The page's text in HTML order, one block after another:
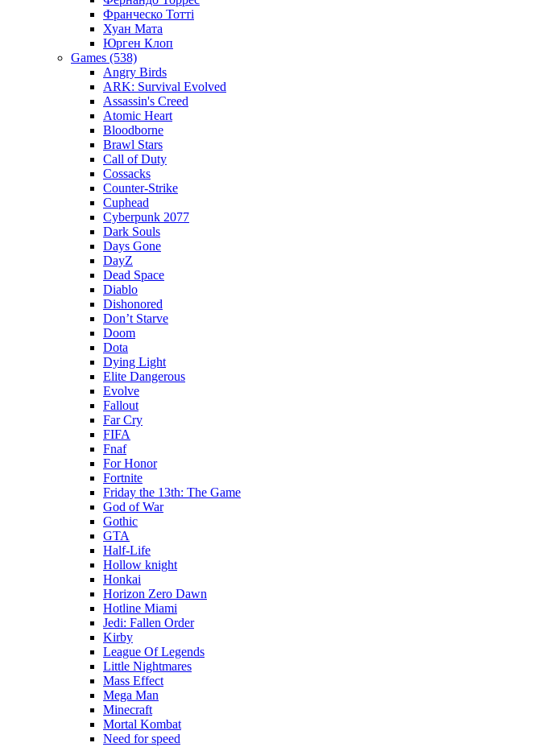
Франческо Тотті
Хуан Мата
Юрген Клоп
Games (538)
Angry Birds
ARK: Survival Evolved
Assassin's Creed
Atomic Heart
Bloodborne
Brawl Stars
Call of Duty
Cossacks
Counter-Strike
Cuphead
Cyberpunk 2077
Dark Souls
Days Gone
DayZ
Dead Space
Diablo
Dishonored
Don’t Starve
Doom
Dota
Dying Light
Elite Dangerous
Evolve
Fallout
Far Cry
FIFA
Fnaf
For Honor
Fortnite
Friday the 13th: The Game
God of War
Gothic
GTA
Half-Life
Hollow knight
Honkai
Horizon Zero Dawn
Hotline Miami
Jedi: Fallen Order
Kirby
League Of Legends
Little Nightmares
Mass Effect
Mega Man
Minecraft
Mortal Kombat
Need for speed